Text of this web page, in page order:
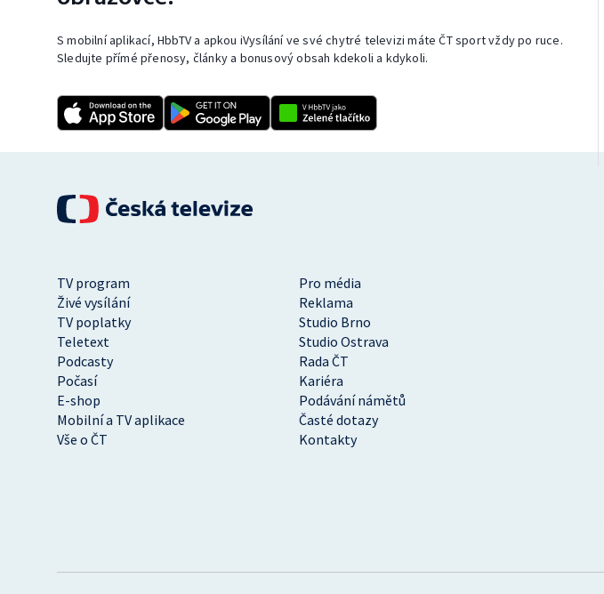
S mobilní aplikací, HbbTV a apkou iVysílání ve své chytré televizi máte ČT sport vždy po ruce.
Sledujte přímé přenosy, články a bonusový obsah kdekoli a kdykoli.
TV program
Pro média
Živé vysílání
Reklama
TV poplatky
Studio Brno
Teletext
Studio Ostrava
Podcasty
Rada ČT
Počasí
Kariéra
E-shop
Podávání námětů
Mobilní a TV aplikace
Časté dotazy
Vše o ČT
Kontakty